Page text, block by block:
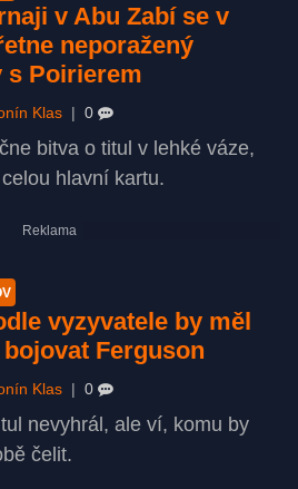
v Abu Zabí se v
neporažený
s Poirierem
Klas | 0
bitva o titul v lehké váze,
hlavní kartu.
vyzyvatele by měl
Ferguson
Klas | 0
nevyhrál, ale ví, komu by
čelit.